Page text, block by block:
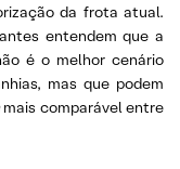
da frota atual.
entendem que a
é o melhor cenário
mas que podem
mais comparável entre